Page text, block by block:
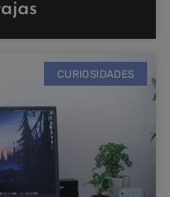
CURIOSIDADES